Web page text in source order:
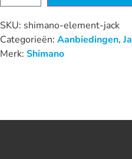
SKU: shimano-element-jack
Categorieën: Aanbiedingen,
Merk: Shimano